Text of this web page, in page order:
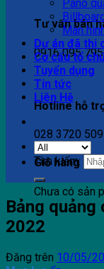
Tư vấn bán
0916 095 795
Hotline hỗ
028 3720
Giỏ hàng
Chưa có sản
Pano
Màn
Dự án đã thi
Cơ cấu tổ
Tuyển dụng
Tin tức
Liên Hệ
Tìm kiếm:
Bảng
2022
Đăng trên 10/05/